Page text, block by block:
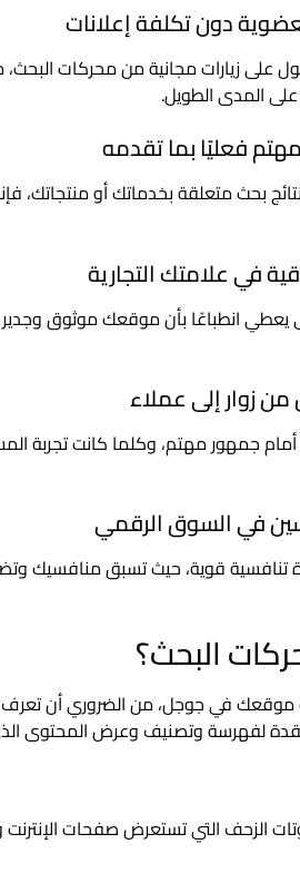
دون تكلفة إعلانات
على زيارات مجانية من محركات
المدى الطويل.
فعليًا بما تقدمه
بحث متعلقة بخدماتك أو منتجاتك،
في علامتك التجارية
يعطي انطباعًا بأن موقعك موثوق وجدير
زوار إلى عملاء
جمهور مهتم، وكلما كانت تجربة
في السوق الرقمي
تنافسية قوية، حيث تسبق منافسيك
البحث؟
موقعك في جوجل، من الضروري أن
لفهرسة وتصنيف وعرض المحتوى
الزحف التي تستعرض صفحات